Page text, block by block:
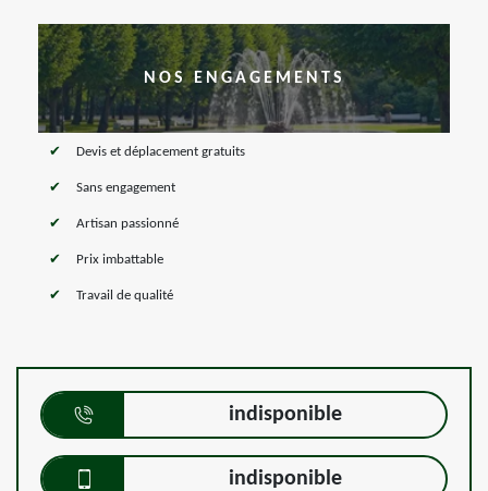
NOS ENGAGEMENTS
Devis et déplacement gratuits
Sans engagement
Artisan passionné
Prix imbattable
Travail de qualité
indisponible
indisponible